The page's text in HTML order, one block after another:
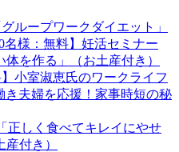
ループワークダイエット」
名様：無料】妊活セミナー
体を作る」（お土産付き）
小室淑恵氏のワークライフ
き夫婦を応援！家事時短の秘
正しく食べてキレイにやせ
付き）